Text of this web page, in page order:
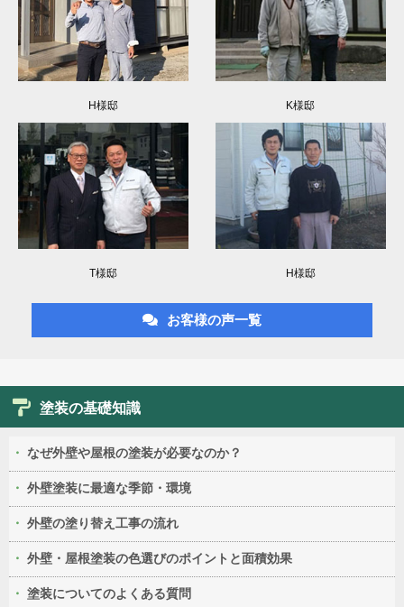
H様邸 K様邸
T様邸 H様邸
お客様の声一覧
塗装の基礎知識
なぜ外壁や屋根の塗装が必要なのか？
外壁塗装に最適な季節・環境
外壁の塗り替え工事の流れ
外壁・屋根塗装の色選びのポイントと面積効果
塗装についてのよくある質問